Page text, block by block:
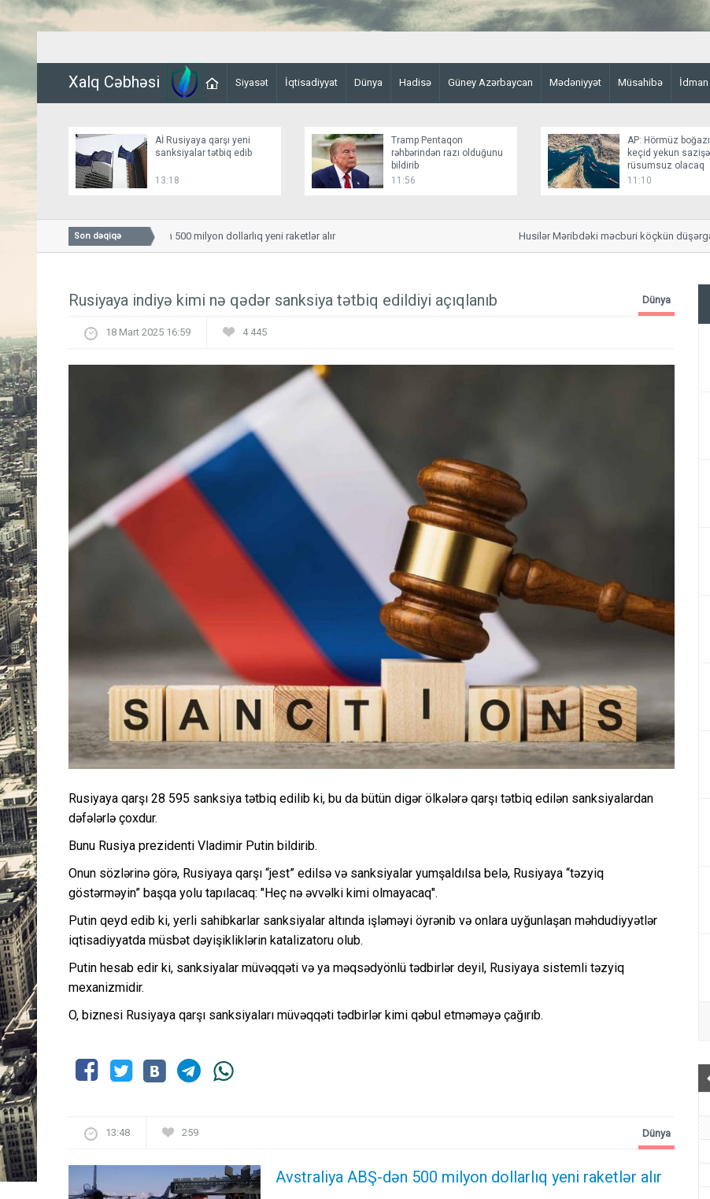
Xalq Cəbhəsi Siyasət İqtisadiyyat Dünya Hadisə Güney Azərbaycan Mədəniyyət Müsahibə İdman
Aİ Rusiyaya qarşı yeni
sanksiyalar tətbiq edib
13:18
Tramp Pentaqon
rəhbərindən razı olduğunu
bildirib
11:56
AP: Hörmüz
keçid yekun
rüsumsuz olacaq
11:10
Son dəqiqə
Avstraliya ABŞ-dən 500 milyon dollarlıq yeni raketlər alır Husilər Məribdəki məcburi köçkün
Rusiyaya indiyə kimi nə qədər sanksiya tətbiq edildiyi açıqlanıb Dünya
18 Mart 2025 16:59 4 445
Rusiyaya qarşı 28 595 sanksiya tətbiq edilib ki, bu da bütün digər ölkələrə qarşı tətbiq edilən sanksiyalardan
dəfələrlə çoxdur.
Bunu Rusiya prezidenti Vladimir Putin bildirib.
Onun sözlərinə görə, Rusiyaya qarşı “jest” edilsə və sanksiyalar yumşaldılsa belə, Rusiyaya “təzyiq
göstərməyin” başqa yolu tapılacaq: "Heç nə əvvəlki kimi olmayacaq".
Putin qeyd edib ki, yerli sahibkarlar sanksiyalar altında işləməyi öyrənib və onlara uyğunlaşan məhdudiyyətlər
iqtisadiyyatda müsbət dəyişikliklərin katalizatoru olub.
Putin hesab edir ki, sanksiyalar müvəqqəti və ya məqsədyönlü tədbirlər deyil, Rusiyaya sistemli təzyiq
mexanizmidir.
O, biznesi Rusiyaya qarşı sanksiyaları müvəqqəti tədbirlər kimi qəbul etməməyə çağırıb.
13:48 259
Avstraliya ABŞ-dən 500 milyon dollarlıq yeni raketlər alır
Dünya